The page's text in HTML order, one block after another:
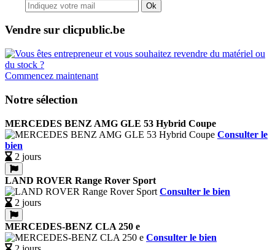
Ok
Vendre sur clicpublic.be
Commencez maintenant
Notre sélection
MERCEDES BENZ AMG GLE 53 Hybrid Coupe
Consulter le
bien
2 jours
LAND ROVER Range Rover Sport
Consulter le bien
2 jours
MERCEDES-BENZ CLA 250 e
Consulter le bien